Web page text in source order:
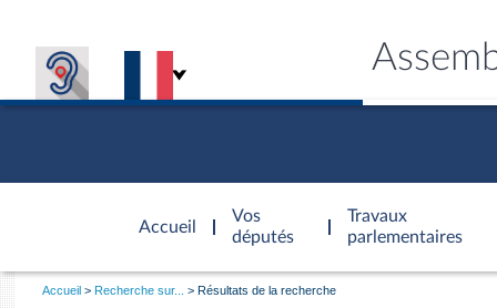
Accueil
d'accueil
Vos
députés
Travaux
parlementaires
Vous
Accueil Recherche sur... Résultats de la recherche